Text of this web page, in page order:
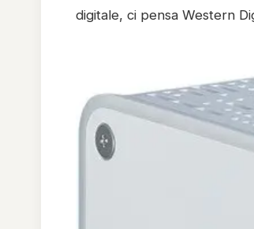
digitale, ci pensa Western